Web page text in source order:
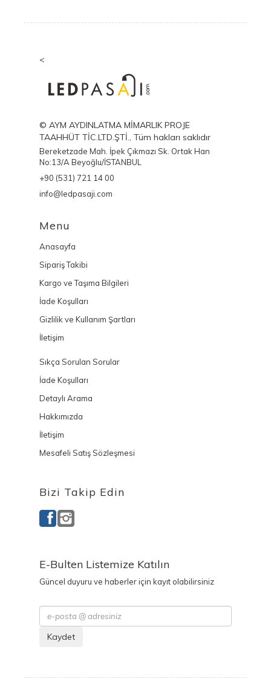
<
© AYM AYDINLATMA MİMARLIK PROJE
TAAHHÜT TİC.LTD.ŞTİ., Tüm hakları saklıdır
Bereketzade Mah. İpek Çıkmazı Sk. Ortak Han
No:13/A Beyoğlu/İSTANBUL
+90 (531) 721 14 00
info@ledpasaji.com
Menu
Anasayfa
Sipariş Takibi
Kargo ve Taşıma Bilgileri
İade Koşulları
Gizlilik ve Kullanım Şartları
İletişim
Sıkça Sorulan Sorular
İade Koşulları
Detaylı Arama
Hakkımızda
İletişim
Mesafeli Satış Sözleşmesi
Bizi Takip Edin
E-Bulten Listemize Katılın
Güncel duyuru ve haberler için kayıt olabilirsiniz
Kaydet